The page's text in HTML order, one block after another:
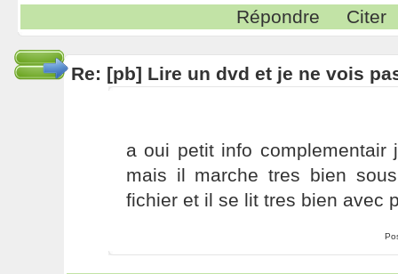
Répondre Citer
Re: [pb] Lire un dvd et je ne vois
a oui petit info complementair
mais il marche tres bien
fichier et il se lit tres bien avec